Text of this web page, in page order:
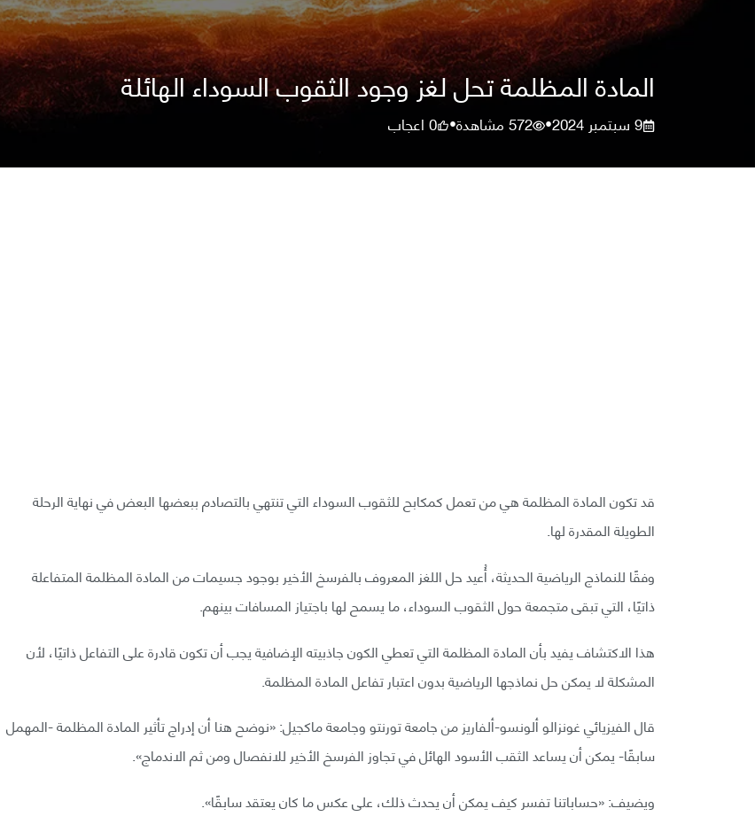
المادة المظلمة تحل لغز وجود الثقوب السوداء الهائلة
9 سبتمبر 2024 •
572مشاهدة•
0اعجاب
قد تكون المادة المظلمة هي من تعمل كمكابح للثقوب السوداء التي تنتهي بالتصادم ببعضها البعض في نهاية الرحلة
الطويلة المقدرة لها.
وفقًا للنماذج الرياضية الحديثة، أُعيد حل اللغز المعروف بالفرسخ الأخير بوجود جسيمات من المادة المظلمة المتفاعلة
ذاتيًا، التي تبقى متجمعة حول الثقوب السوداء، ما يسمح لها باجتياز المسافات بينهم.
هذا الاكتشاف يفيد بأن المادة المظلمة التي تعطي الكون جاذبيته الإضافية يجب أن تكون قادرة على التفاعل ذاتيًا، لأن
المشكلة لا يمكن حل نماذجها الرياضية بدون اعتبار تفاعل المادة المظلمة.
قال الفيزيائي غونزالو ألونسو-ألفاريز من جامعة تورنتو وجامعة ماكجيل: «نوضح هنا أن إدراج تأثير المادة المظلمة -المهمل
سابقًا- يمكن أن يساعد الثقب الأسود الهائل في تجاوز الفرسخ الأخير للانفصال ومن ثم الاندماج».
ويضيف: «حساباتنا تفسر كيف يمكن أن يحدث ذلك، على عكس ما كان يعتقد سابقًا».